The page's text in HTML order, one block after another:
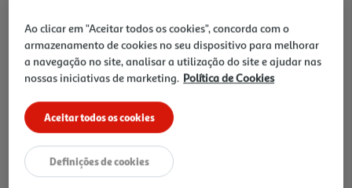
Ir para Homepage
Folhetos
Ao clicar em "Aceitar todos os cookies", concorda com o
armazenamento de cookies no seu dispositivo para melhorar
a navegação no site, analisar a utilização do site e ajudar nas
nossas iniciativas de marketing. Política de Cookies
Aceitar todos os cookies
Definições de cookies